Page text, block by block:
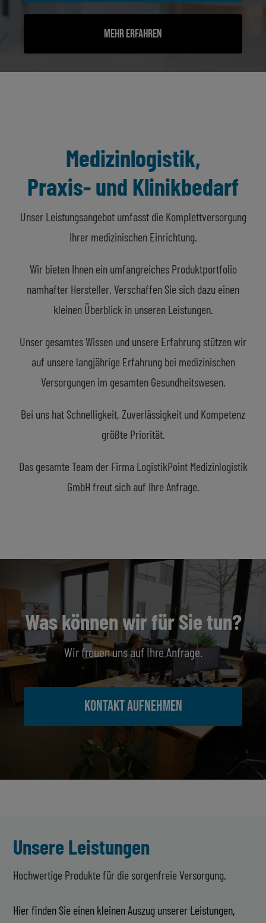
Mehr erfahren
Medizinlogistik,
Praxis- und Klinikbedarf
Unser Leistungsangebot umfasst die Komplettversorgung
Ihrer medizinischen Einrichtung.
Wir bieten Ihnen ein umfangreiches Produktportfolio
namhafter Hersteller. Verschaffen Sie sich dazu einen
kleinen Überblick in unseren Leistungen.
Unser gesamtes Wissen und unsere Erfahrung stützen wir
auf unsere langjährige Erfahrung bei medizinischen
Versorgungen im gesamten Gesundheitswesen.
Bei uns hat Schnelligkeit, Zuverlässigkeit und Kompetenz
größte Priorität.
Das gesamte Team der Firma LogistikPoint Medizinlogistik
GmbH freut sich auf Ihre Anfrage.
Was können wir für Sie tun?
Wir freuen uns auf Ihre Anfrage.
Kontakt aufnehmen
Unsere Leistungen
Hochwertige Produkte für die sorgenfreie Versorgung.
Hier finden Sie einen kleinen Auszug unserer Leistungen,